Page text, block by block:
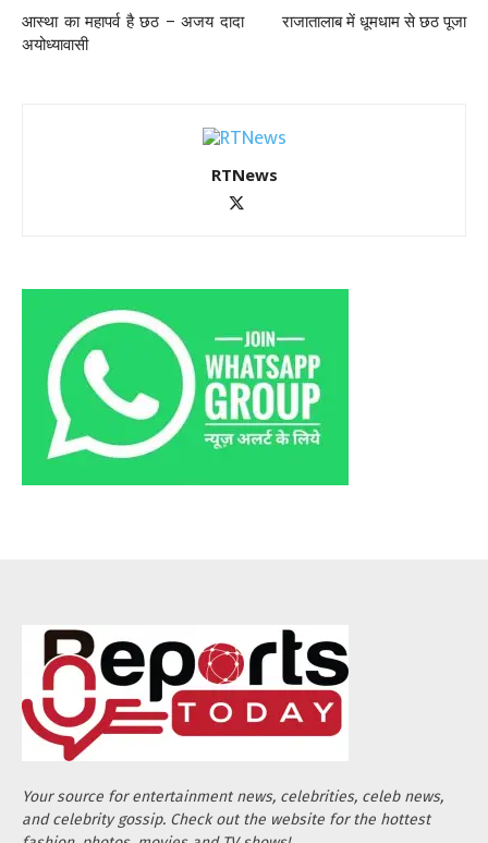
आस्था का महापर्व है छठ – अजय दादा
अयोध्यावासी
राजातालाब में धूमधाम से छठ पूजा
RTNews
Your source for entertainment news, celebrities, celeb news,
and celebrity gossip. Check out the website for the hottest